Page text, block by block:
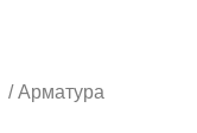
/Арматура